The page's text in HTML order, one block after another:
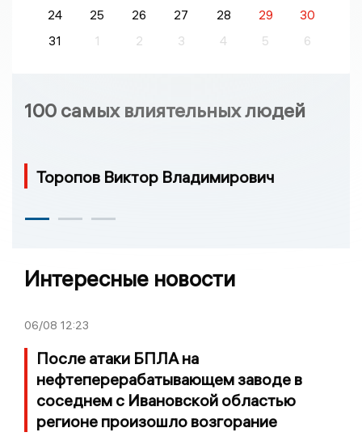
24
25 26 27 28 29
30
31
1 2 3 4 5 6
100 самых влиятельных людей
Торопов Виктор Владимирович
Интересные новости
06/08 12:23
После атаки БПЛА на
нефтеперерабатывающем заводе в
соседнем с Ивановской областью
регионе произошло возгорание